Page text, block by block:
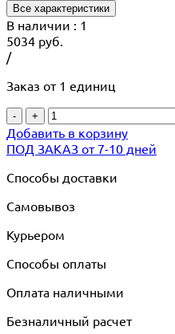
Все характеристики
В наличии : 1
5034 руб.
/
Заказ от 1 единиц
- +
Добавить в корзину
ПОД ЗАКАЗ от 7-10 дней
Способы доставки
Самовывоз
Курьером
Способы оплаты
Оплата наличными
Безналичный расчет